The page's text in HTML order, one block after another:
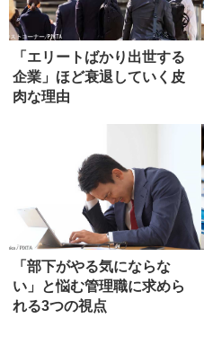
「エリートばかり出世する
企業」ほど衰退していく皮
肉な理由
「部下がやる気にならな
い」と悩む管理職に求めら
れる3つの視点